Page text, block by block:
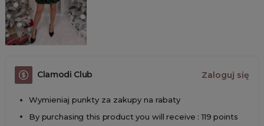
Clamodi Club Zaloguj się
Wymieniaj punkty za zakupy na rabaty
By purchasing this product you will receive : 119 points